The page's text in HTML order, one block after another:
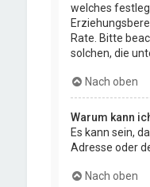
welches
Rate. Bitte
solchen, die
Nach oben
Warum kann
Es kann sein,
Adresse oder
Nach oben